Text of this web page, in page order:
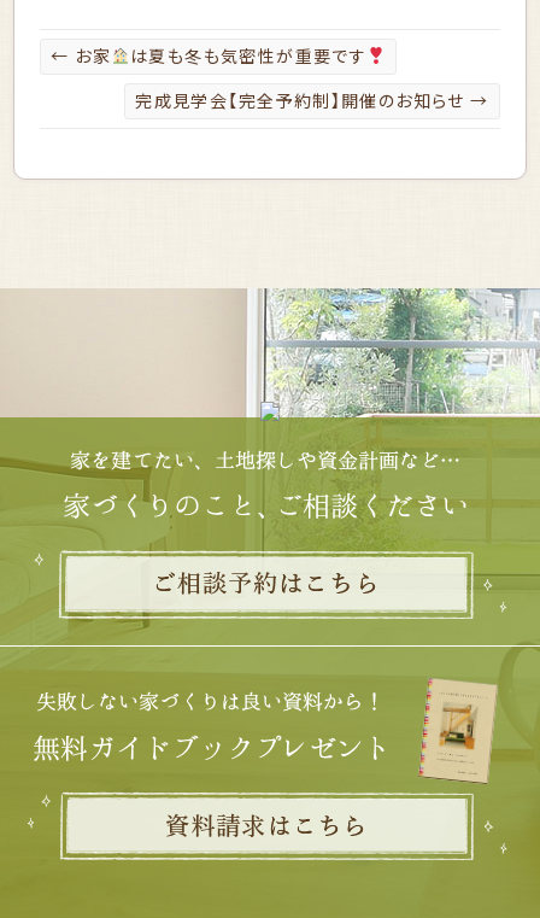
← お家
は夏も冬も気密性が重要です
完成見学会【完全予約制】開催のお知らせ→